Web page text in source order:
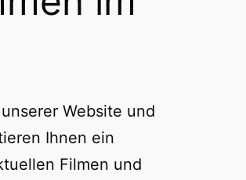
Website und
Ihnen ein
Filmen und